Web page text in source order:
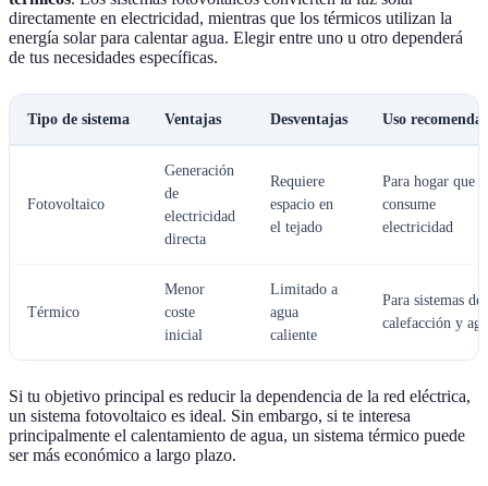
directamente en electricidad, mientras que los térmicos utilizan la
energía solar para calentar agua. Elegir entre uno u otro dependerá
de tus necesidades específicas.
Tipo de sistema Ventajas Desventajas Uso
Fotovoltaico
Generación
de
electricidad
directa
Requiere
espacio en
el tejado
Para hogar que
consume
electricidad
Térmico
Menor
coste
inicial
Limitado a
agua
caliente
Para sistemas de
calefacción y
Si tu objetivo principal es reducir la dependencia de la red eléctrica,
un sistema fotovoltaico es ideal. Sin embargo, si te interesa
principalmente el calentamiento de agua, un sistema térmico puede
ser más económico a largo plazo.